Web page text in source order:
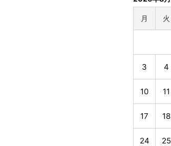
月 火
3 4
10 11
17 18
24 25